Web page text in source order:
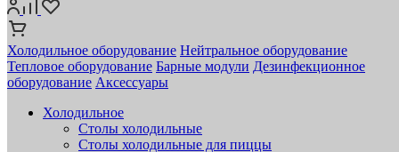
Холодильное оборудование Нейтральное оборудование
Тепловое оборудование Барные модули Дезинфекционное
оборудование Аксессуары
Холодильное
Столы холодильные
Столы холодильные для пиццы